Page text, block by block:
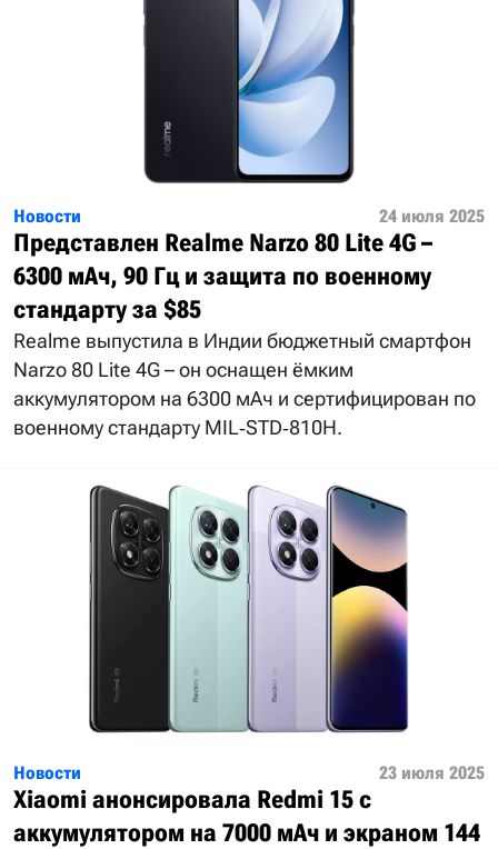
Новости 24 июля 2025
Представлен Realme Narzo 80 Lite 4G –
6300 мАч, 90 Гц и защита по военному
стандарту за $85
Realme выпустила в Индии бюджетный смартфон
Narzo 80 Lite 4G – он оснащен ёмким
аккумулятором на 6300 мАч и сертифицирован по
военному стандарту MIL‑STD‑810H.
Новости 23 июля 2025
Xiaomi анонсировала Redmi 15 с
аккумулятором на 7000 мАч и экраном 144